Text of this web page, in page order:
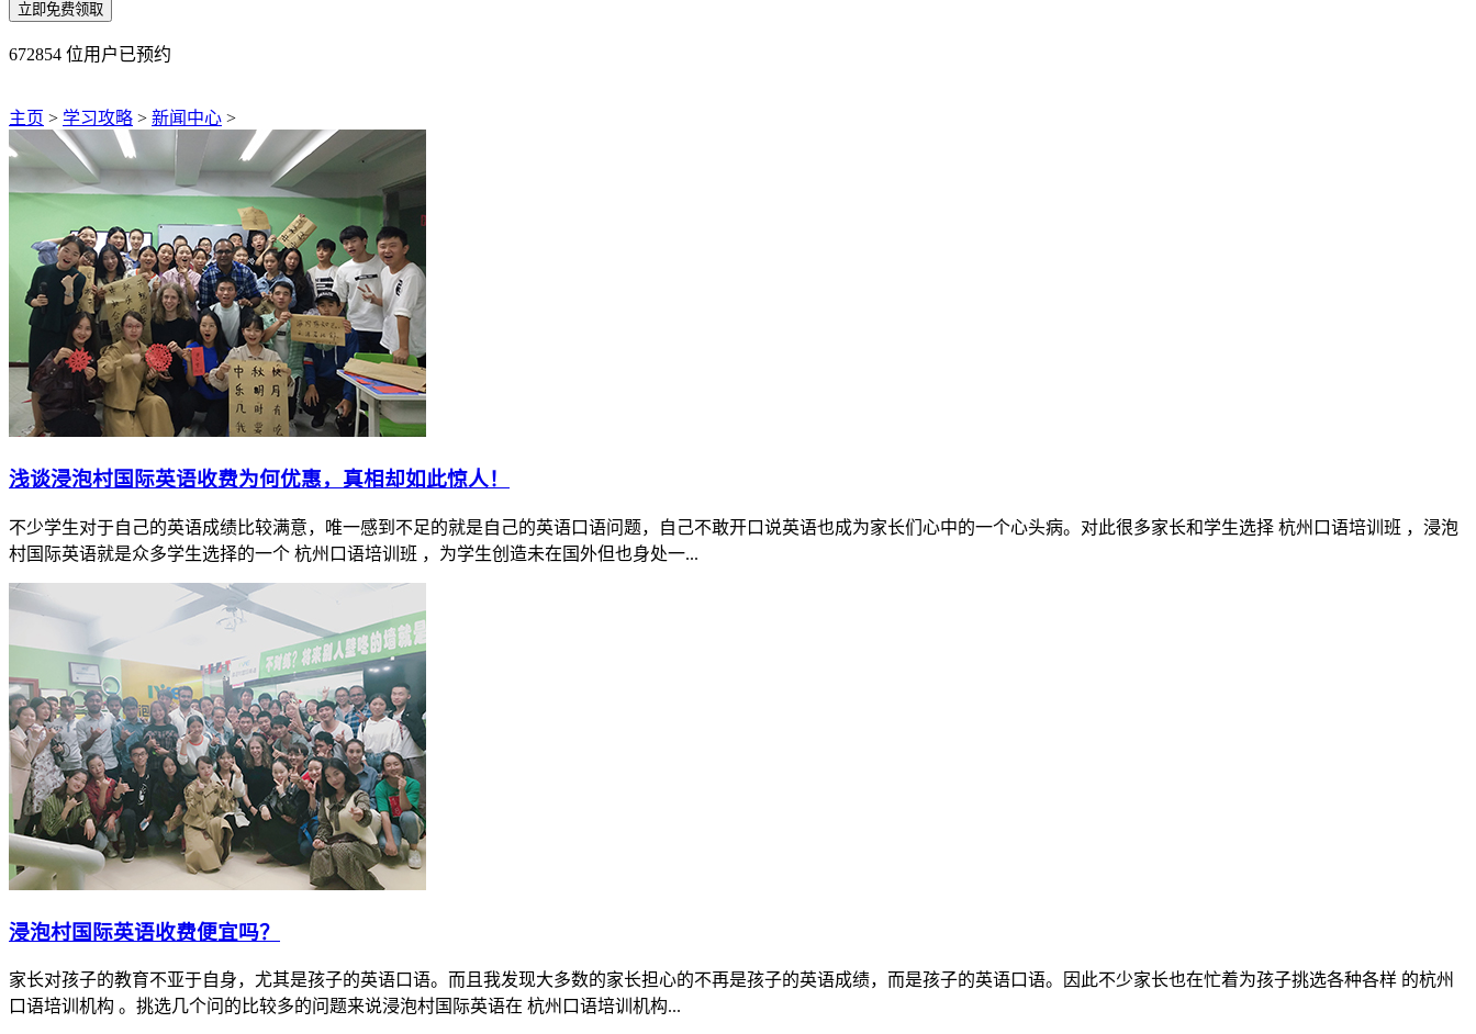
立即免费领取
672854 位用户已预约
主页 > 学习攻略 > 新闻中心 >
​浅谈浸泡村国际英语收费为何优惠，真相却如此惊人！
不少学生对于自己的英语成绩比较满意，唯一感到不足的就是自己的英语口语问题，自己不敢开口说英语也成为家长们心中的一个心头病。对此很多家长和学生选择 杭州口语培训班 ，浸泡
村国际英语就是众多学生选择的一个 杭州口语培训班 ，为学生创造未在国外但也身处一...
​浸泡村国际英语收费便宜吗？
家长对孩子的教育不亚于自身，尤其是孩子的英语口语。而且我发现大多数的家长担心的不再是孩子的英语成绩，而是孩子的英语口语。因此不少家长也在忙着为孩子挑选各种各样 的杭州
口语培训机构 。挑选几个问的比较多的问题来说浸泡村国际英语在 杭州口语培训机构...